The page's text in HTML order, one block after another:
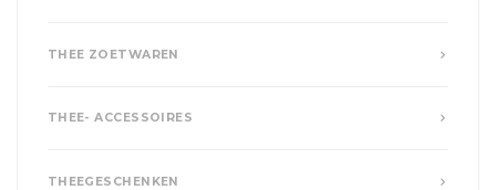
THEE ZOETWAREN
THEE- ACCESSOIRES
THEEGESCHENKEN